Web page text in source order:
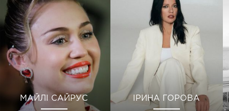
МАЙЛІ САЙРУС ІРИНА ГОРОВА